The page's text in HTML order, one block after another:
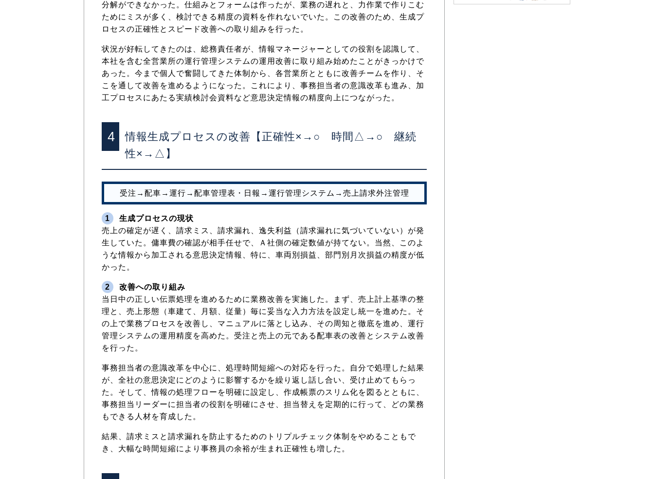
分解ができなかった。仕組みとフォームは作ったが、業務の遅れと、力作業で作りこむ
ためにミスが多く、検討できる精度の資料を作れないでいた。この改善のため、生成プ
ロセスの正確性とスピード改善への取り組みを行った。
状況が好転してきたのは、総務責任者が、情報マネージャーとしての役割を認識して、
本社を含む全営業所の運行管理システムの運用改善に取り組み始めたことがきっかけで
あった。今まで個人で奮闘してきた体制から、各営業所とともに改善チームを作り、そ
こを通して改善を進めるようになった。これにより、事務担当者の意識改革も進み、加
工プロセスにあたる実績検討会資料など意思決定情報の精度向上につながった。
4
情報生成プロセスの改善【正確性×→○ 時間△→○ 継続
性×→△】
受注→配車→運行→配車管理表・日報→運行管理システム→売上請求外注管理
1
生成プロセスの現状
売上の確定が遅く、請求ミス、請求漏れ、逸失利益（請求漏れに気づいていない）が発
生していた。傭車費の確認が相手任せで、Ａ社側の確定数値が持てない。当然、このよ
うな情報から加工される意思決定情報、特に、車両別損益、部門別月次損益の精度が低
かった。
2
改善への取り組み
当日中の正しい伝票処理を進めるために業務改善を実施した。まず、売上計上基準の整
理と、売上形態（車建て、月額、従量）毎に妥当な入力方法を設定し統一を進めた。そ
の上で業務プロセスを改善し、マニュアルに落とし込み、その周知と徹底を進め、運行
管理システムの運用精度を高めた。受注と売上の元である配車表の改善とシステム改善
を行った。
事務担当者の意識改革を中心に、処理時間短縮への対応を行った。自分で処理した結果
が、全社の意思決定にどのように影響するかを繰り返し話し合い、受け止めてもらっ
た。そして、情報の処理フローを明確に設定し、作成帳票のスリム化を図るとともに、
事務担当リーダーに担当者の役割を明確にさせ、担当替えを定期的に行って、どの業務
もできる人材を育成した。
結果、請求ミスと請求漏れを防止するためのトリプルチェック体制をやめることもで
き、大幅な時間短縮により事務員の余裕が生まれ正確性も増した。